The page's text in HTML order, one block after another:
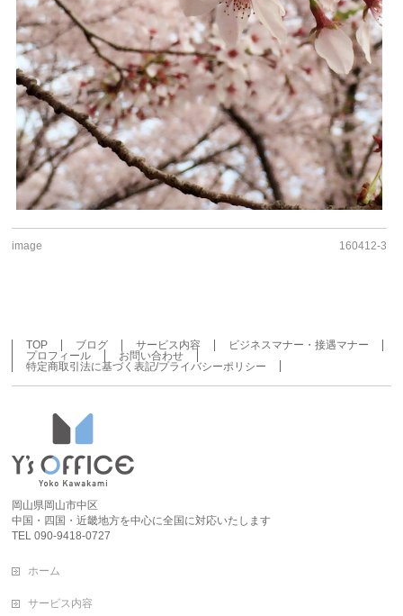
image 160412-3
TOP ブログ サービス内容
ビジネスマナー・接遇マナー
プロフィール
お問い合わせ
特定商取引法に基づく表記/プライバシーポリシー
岡山県岡山市中区
中国・四国・近畿地方を中心に全国に対応いたします
TEL 090-9418-0727
ホーム
サービス内容